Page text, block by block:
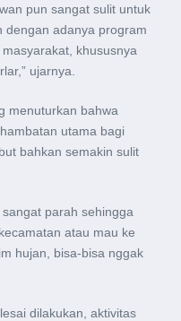
pun sangat sulit untuk
dengan adanya program
khususnya
ujarnya.
menuturkan bahwa
utama bagi
bahkan semakin sulit
parah sehingga
atau mau ke
hujan, bisa-bisa nggak
dilakukan, aktivitas